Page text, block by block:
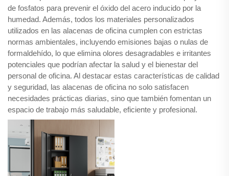
de fosfatos para prevenir el óxido del acero inducido por la
humedad. Además, todos los materiales personalizados
utilizados en las alacenas de oficina cumplen con estrictas
normas ambientales, incluyendo emisiones bajas o nulas de
formaldehído, lo que elimina olores desagradables e irritantes
potenciales que podrían afectar la salud y el bienestar del
personal de oficina. Al destacar estas características de calidad
y seguridad, las alacenas de oficina no solo satisfacen
necesidades prácticas diarias, sino que también fomentan un
espacio de trabajo más saludable, eficiente y profesional.